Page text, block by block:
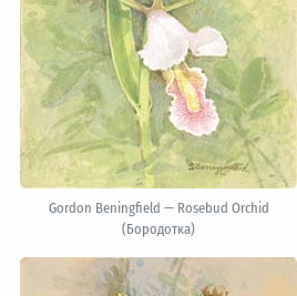
Gordon Beningfield — Rosebud Orchid
(Бородотка)